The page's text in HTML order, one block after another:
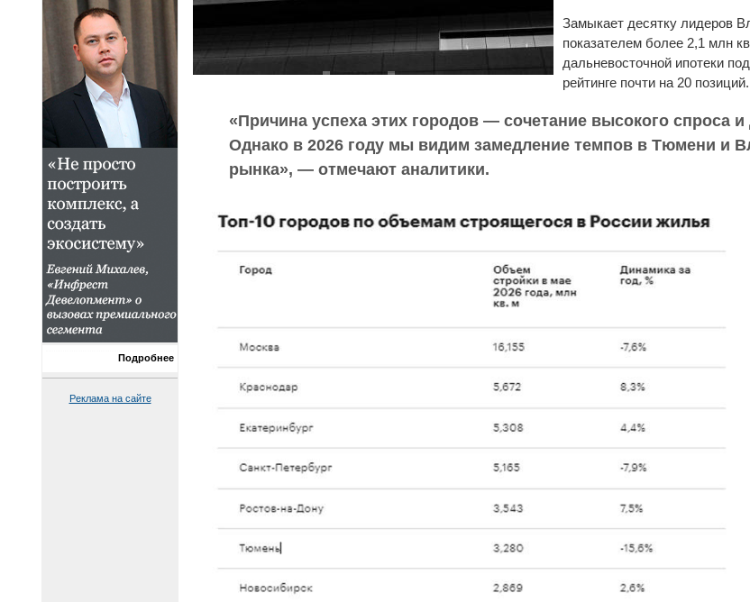
Подробнее
Реклама на сайте
Замыкает десятку лидеров
показателем более 2,1 млн
дальневосточной ипотеки
рейтинге почти на 20 позиций.
«Причина успеха этих городов — сочетание высокого спроса
Однако в 2026 году мы видим замедление темпов в Тюмени и
рынка», — отмечают аналитики.